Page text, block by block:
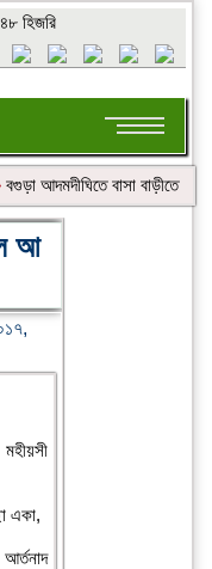
হিজরি
আদমদীঘিতে বাসা বাড়ীতে
ল আ
একা,